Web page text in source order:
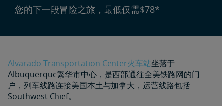
您的下一段冒险之旅，最低仅需$78*
Alvarado Transportation Center火车站坐落于
Albuquerque繁华市中心，是西部通往全美铁路网的门
户，列车线路连接美国本土与加拿大，运营线路包括
Southwest Chief。